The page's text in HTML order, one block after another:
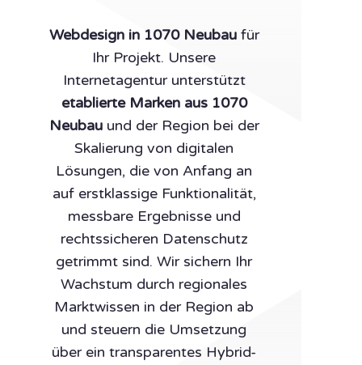
Webdesign in 1070 Neubaufür
Ihr Projekt. Unsere
Internetagentur unterstützt
etablierte Marken aus 1070
Neubauund der Region bei der
Skalierung von digitalen
Lösungen, die von Anfang an
auf erstklassige Funktionalität,
messbare Ergebnisse und
rechtssicheren Datenschutz
getrimmt sind. Wir sichern Ihr
Wachstum durch regionales
Marktwissen in der Region ab
und steuern die Umsetzung
über ein transparentes Hybrid-